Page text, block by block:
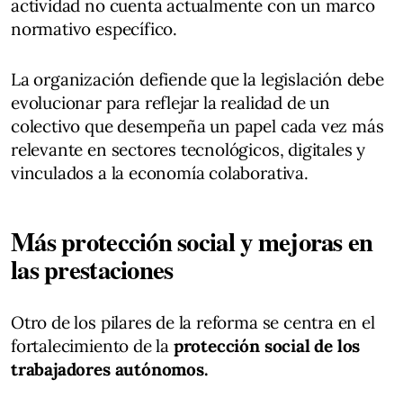
actividad no cuenta actualmente con un marco
normativo específico.
La organización defiende que la legislación debe
evolucionar para reflejar la realidad de un
colectivo que desempeña un papel cada vez más
relevante en sectores tecnológicos, digitales y
vinculados a la economía colaborativa.
Más protección social y mejoras en
las prestaciones
Otro de los pilares de la reforma se centra en el
fortalecimiento de la protección social de los
trabajadores autónomos.